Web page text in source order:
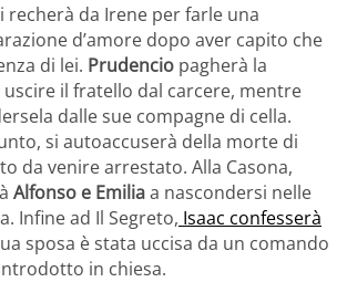
recherà da Irene per farle una
d’amore dopo aver capito che
di lei. Prudencio pagherà la
il fratello dal carcere, mentre
dalle sue compagne di cella.
si autoaccuserà della morte di
da venire arrestato. Alla Casona,
Alfonso e Emiliaa nascondersi nelle
Infine ad Il Segreto, Isaac confesserà
sposa è stata uccisa da un comando
in chiesa.